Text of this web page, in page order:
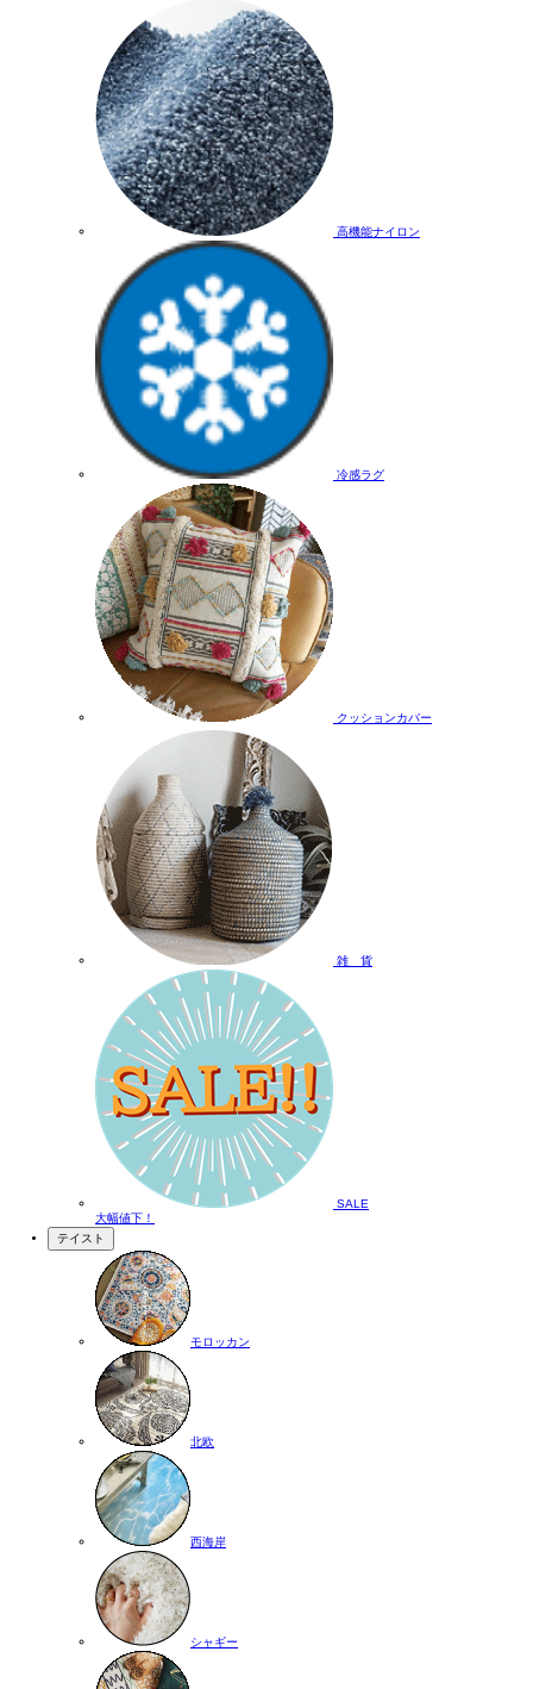
高機能ナイロン
冷感ラグ
クッションカバー
雑 貨
SALE
大幅値下！
テイスト
モロッカン
北欧
西海岸
シャギー